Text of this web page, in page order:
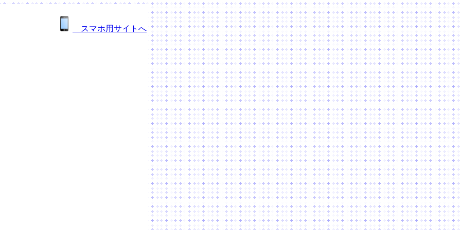
スマホ用サイトへ